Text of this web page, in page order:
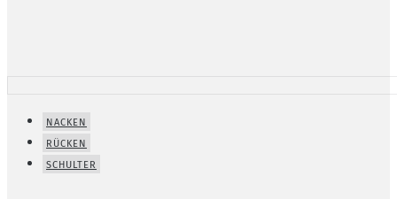
NACKEN
RÜCKEN
SCHULTER